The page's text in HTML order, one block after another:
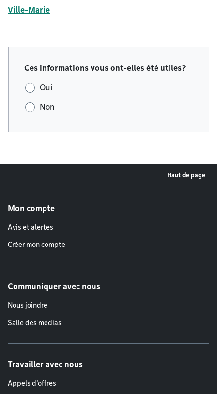
Ville-Marie
Ces informations vous ont-elles été utiles?
Oui
Non
Haut de page
Mon compte
Avis et alertes
Créer mon compte
Communiquer avec nous
Nous joindre
Salle des médias
Travailler avec nous
Appels d'offres